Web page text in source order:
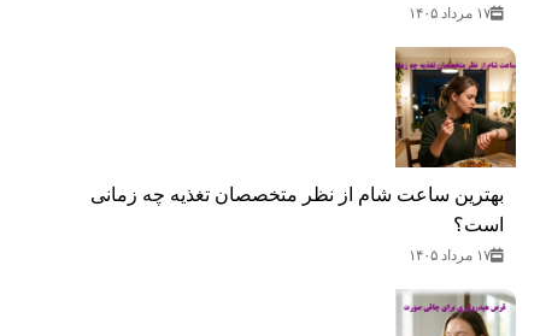
۱۷ مرداد ۱۴۰۵
بهترین ساعت شام از نظر متخصصان تغذیه چه زمانی
است؟
۱۷ مرداد ۱۴۰۵